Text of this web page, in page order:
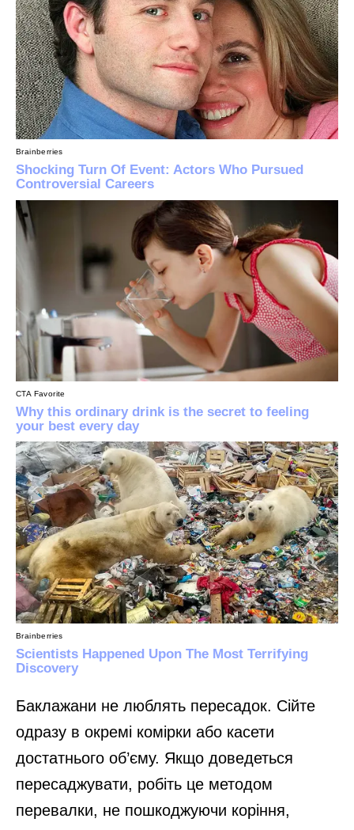
Баклажани не люблять пересадок. Сійте
одразу в окремі комірки або касети
достатнього об’єму. Якщо доведеться
пересаджувати, робіть це методом
перевалки, не пошкоджуючи коріння,